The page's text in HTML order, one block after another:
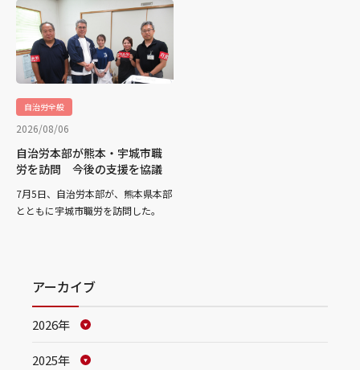
自治労全般
2026/08/06
自治労本部が熊本・宇城市職
労を訪問 今後の支援を協議
7月5日、自治労本部が、熊本県本部
とともに宇城市職労を訪問した。
アーカイブ
2026年
2025年